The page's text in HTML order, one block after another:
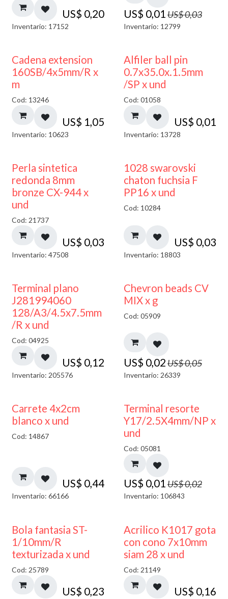
US$ 0,20
Inventario: 17152
US$ 0,01US$0,03
Inventario: 12799
Cadena extension
160SB/4x5mm/R x
m
Cod: 13246
US$ 1,05
Inventario: 10623
Alfiler ball pin
0.7x35.0x.1.5mm
/SP x und
Cod: 01058
US$ 0,01
Inventario: 13728
Perla sintetica
redonda 8mm
bronze CX-944 x
und
Cod: 21737
US$ 0,03
Inventario: 47508
1028 swarovski
chaton fuchsia F
PP16 x und
Cod: 10284
US$ 0,03
Inventario: 18803
Terminal plano
J281994060
128/A3/4.5x7.5mm
/R x und
Cod: 04925
US$ 0,12
Inventario: 205576
50% DESCUENTO
Chevron beads CV
MIX x g
Cod: 05909
US$ 0,02US$0,05
Inventario: 26339
Carrete 4x2cm
blanco x und
Cod: 14867
US$ 0,44
Inventario: 66166
50% DESCUENTO
Terminal resorte
Y17/2.5X4mm/NP x
und
Cod: 05081
US$ 0,01US$0,02
Inventario: 106843
Bola fantasia ST-
1/10mm/R
texturizada x und
Cod: 25789
US$ 0,23
Acrilico K1017 gota
con cono 7x10mm
siam 28 x und
Cod: 21149
US$ 0,16